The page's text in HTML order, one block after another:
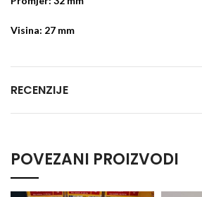
Visina: 27 mm
RECENZIJE
POVEZANI PROIZVODI